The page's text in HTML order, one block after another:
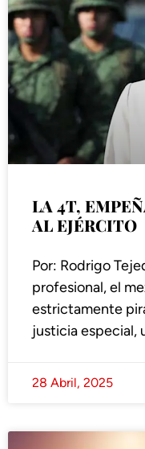
LA 4T,
AL EJÉRCITO
Por: Rodrigo
profesional, el
estrictamente
justicia especial,
28 Abril, 2025